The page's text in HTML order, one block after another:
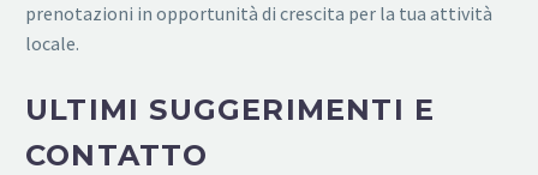
prenotazioni in opportunità di crescita per la tua attività
locale.
ULTIMI SUGGERIMENTI E
CONTATTO